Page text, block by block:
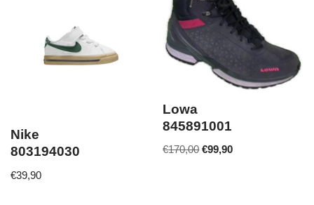
Nike
803194030
€39,90
Lowa
845891001
€170,00 €99,90